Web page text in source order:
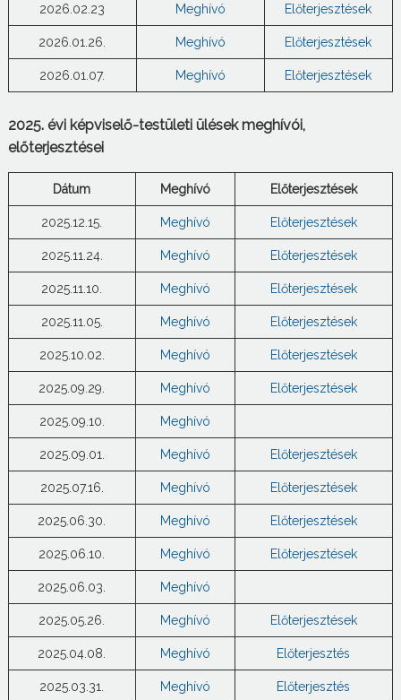
2026.02.23 Meghívó Előterjesztések
2026.01.26. Meghívó Előterjesztések
2026.01.07. Meghívó Előterjesztések
2025. évi képviselő-testületi ülések meghívói,
előterjesztései
Dátum Meghívó Előterjesztések
2025.12.15. Meghívó Előterjesztések
2025.11.24. Meghívó Előterjesztések
2025.11.10. Meghívó Előterjesztések
2025.11.05. Meghívó Előterjesztések
2025.10.02. Meghívó Előterjesztések
2025.09.29. Meghívó Előterjesztések
2025.09.10. Meghívó
2025.09.01. Meghívó Előterjesztések
2025.07.16. Meghívó Előterjesztések
2025.06.30. Meghívó Előterjesztések
2025.06.10. Meghívó Előterjesztések
2025.06.03. Meghívó
2025.05.26. Meghívó Előterjesztések
2025.04.08. Meghívó Előterjesztés
2025.03.31. Meghívó Előterjesztés